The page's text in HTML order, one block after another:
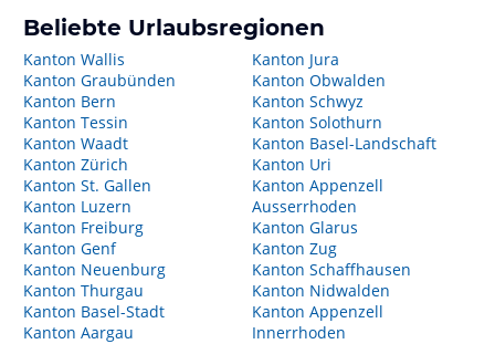
Beliebte Urlaubsregionen
Kanton Wallis
Kanton Graubünden
Kanton Bern
Kanton Tessin
Kanton Waadt
Kanton Zürich
Kanton St. Gallen
Kanton Luzern
Kanton Freiburg
Kanton Genf
Kanton Neuenburg
Kanton Thurgau
Kanton Basel-Stadt
Kanton Aargau
Kanton Jura
Kanton Obwalden
Kanton Schwyz
Kanton Solothurn
Kanton Basel-Landschaft
Kanton Uri
Kanton Appenzell
Ausserrhoden
Kanton Glarus
Kanton Zug
Kanton Schaffhausen
Kanton Nidwalden
Kanton Appenzell
Innerrhoden